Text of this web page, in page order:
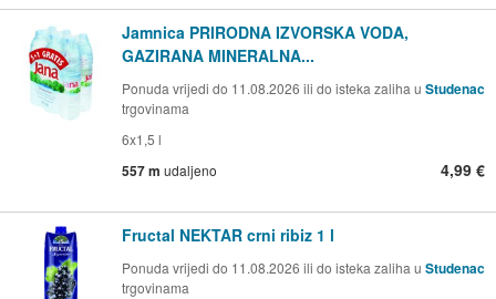
Jamnica PRIRODNA IZVORSKA VODA,
GAZIRANA MINERALNA...
Ponuda vrijedi do 11.08.2026 ili do isteka zaliha u Studenac
trgovinama
6x1,5 l
557 m udaljeno 4,99 €
Fructal NEKTAR crni ribiz 1 l
Ponuda vrijedi do 11.08.2026 ili do isteka zaliha u Studenac
trgovinama